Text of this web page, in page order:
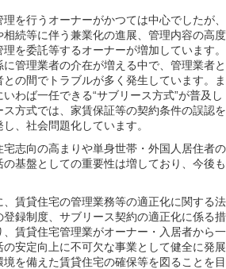
を行うオーナーがかつては中心でしたが、
続等に伴う兼業化の進展、管理内容の高度
を委託等するオーナーが増加しています。
管理業者の介在が増える中で、管理業者と
の間でトラブルが多く発生しています。ま
わば一任できる“サブリース方式”が普及し
方式では、家賃保証等の契約条件の誤認を
、社会問題化しています。
宅志向の高まりや単身世帯・外国人居住者の
基盤としての重要性は増しており、今後も
賃貸住宅の管理業務等の適正化に関する法
録制度、サブリース契約の適正化に係る措
賃貸住宅管理業がオーナー・入居者から一
安定向上に不可欠な事業として健全に発展
を備えた賃貸住宅の確保等を図ることを目